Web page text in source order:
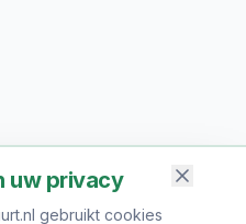
uw privacy
gebruikt cookies